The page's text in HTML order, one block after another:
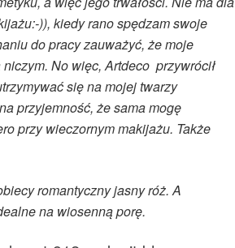
)), kiedy rano spędzam swoje
do pracy zauważyć, że moje
No więc, Artdeco przywrócił
się na mojej twarzy
przyjemność, że sama mogę
przy wieczornym makijażu. Także
romantyczny jasny róż. A
na wiosenną porę.